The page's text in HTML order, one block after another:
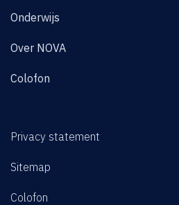
Onderwijs
Over NOVA
Colofon
Privacy statement
Sitemap
Colofon